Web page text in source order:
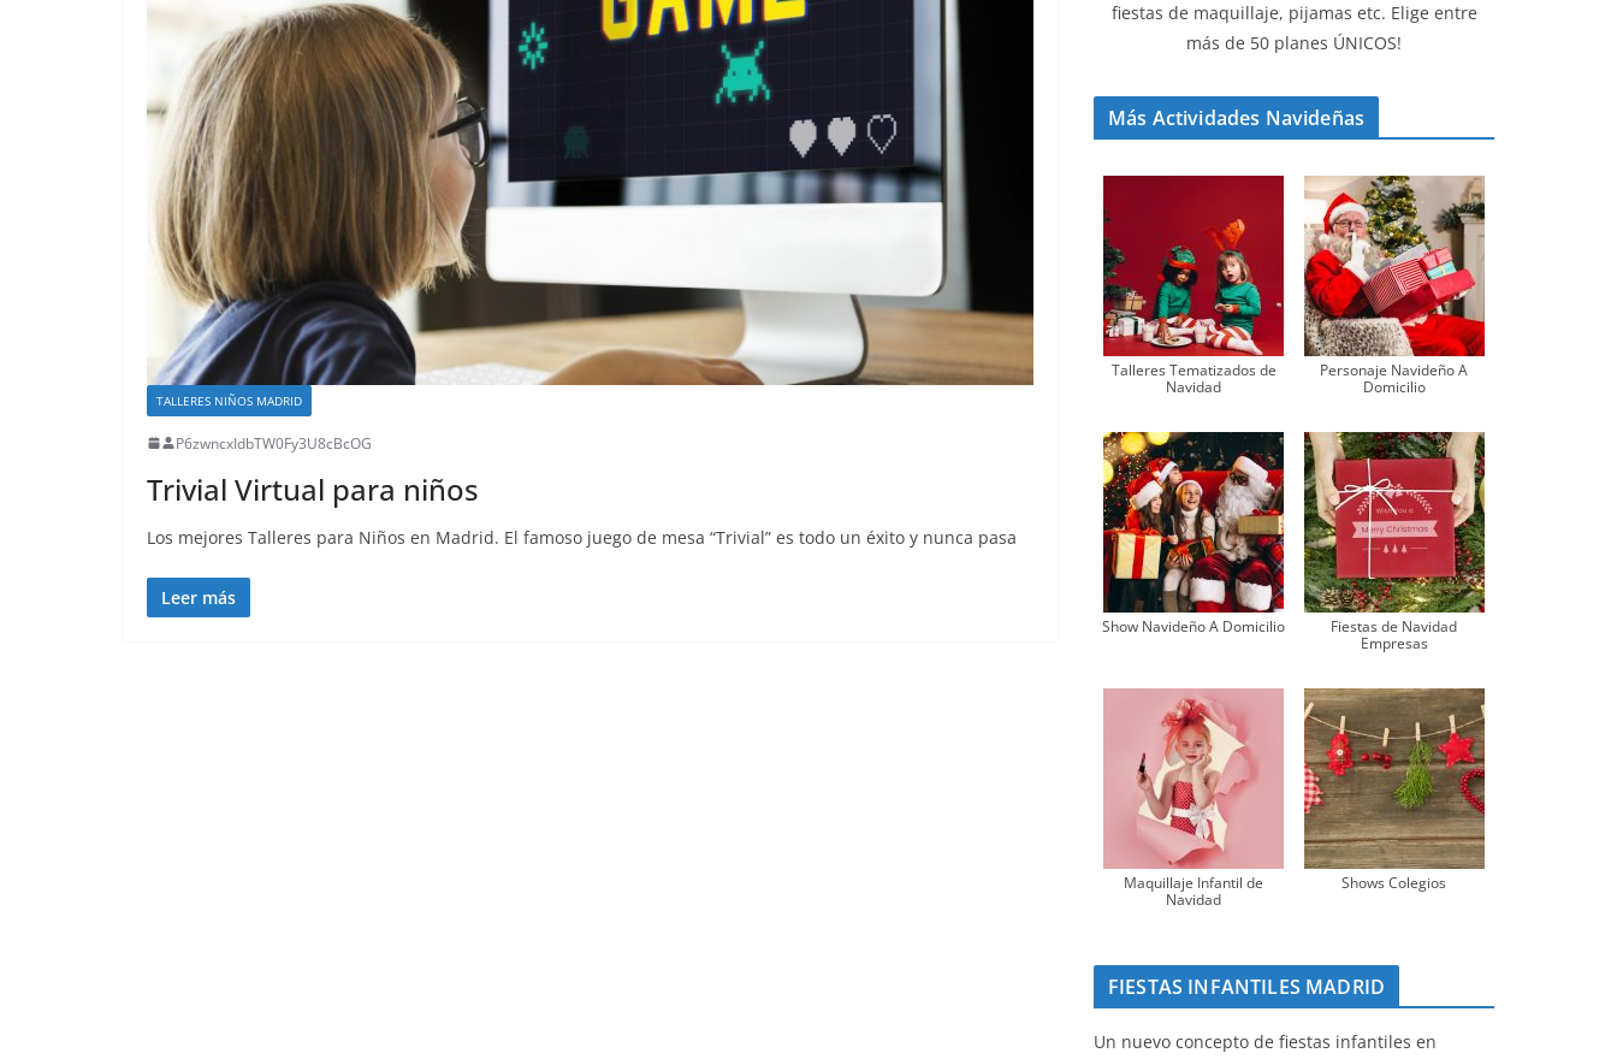
TALLERES NIÑOS MADRID
P6zwncxIdbTW0Fy3U8cBcOG
Trivial Virtual para niños
Los mejores Talleres para Niños en Madrid. El famoso juego de mesa “Trivial” es todo un éxito y nunca pasa
Leer más
fiestas de maquillaje, pijamas etc. Elige entre
más de 50 planes ÚNICOS!
Más Actividades Navideñas
Talleres Tematizados de
Navidad
Personaje Navideño A
Domicilio
Show Navideño A Domicilio
Fiestas de Navidad
Empresas
Maquillaje Infantil de
Navidad
Shows Colegios
FIESTAS INFANTILES MADRID
Un nuevo concepto de fiestas infantiles en